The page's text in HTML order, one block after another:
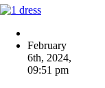
February
6th, 2024,
09:51 pm